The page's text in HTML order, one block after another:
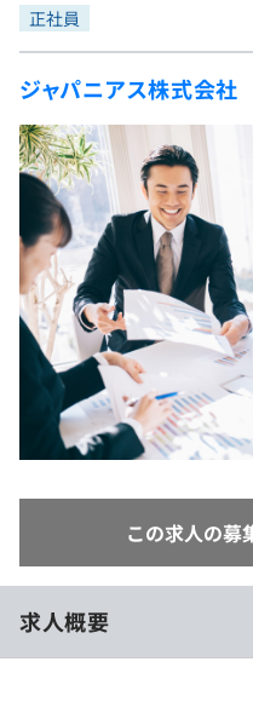
インターン
新卒エージェント
イベント・セミナー
インタビュー
就活成功ガイド
問題集
4択課題
ナレッジ
リファレンス
プラン
個人向けプラン
法人向けプラン
学校向けプラン
プログラミング言語
評価結果一覧
再チャレンジ結果一覧
ゲーム・マンガ
Tech Team Journal
paiza times
note
paizaとは？
正社員
ジャパニアス株式会社
この求人の募
求人概要